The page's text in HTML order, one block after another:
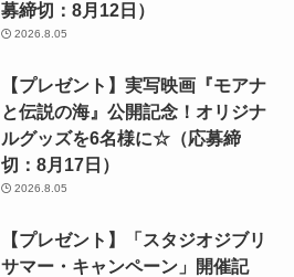
募締切：8月12日）
2026.8.05
【プレゼント】実写映画『モアナ
と伝説の海』公開記念！オリジナ
ルグッズを6名様に☆（応募締
切：8月17日）
2026.8.05
【プレゼント】「スタジオジブリ
サマー・キャンペーン」開催記